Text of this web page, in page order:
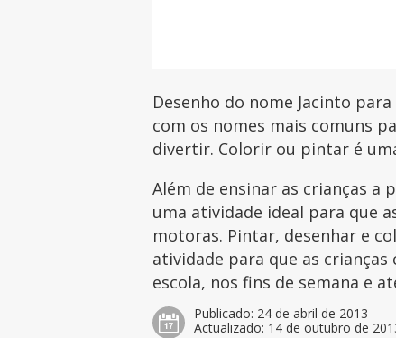
Desenho do nome Jacinto
com os nomes mais comuns
divertir. Colorir ou pintar é
Além de ensinar as crianças
uma atividade ideal para que
motoras. Pintar, desenhar e
atividade para que as
escola, nos fins de semana e
Publicado: 24 de abril de 2013
Actualizado: 14 de outubro de